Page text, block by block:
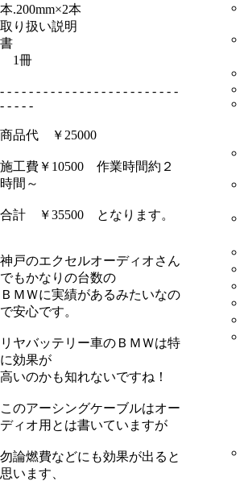
本.200mm×2本
取り扱い説明
書
1冊
- - - - - - - - - - - - - - - - - - - - - - - - -
- - - - -
商品代 ￥25000
施工費￥10500 作業時間約２
時間～
合計 ￥35500 となります。
神戸のエクセルオーディオさん
でもかなりの台数の
ＢＭＷに実績があるみたいなの
で安心です。
リヤバッテリー車のＢＭＷは特
に効果が
高いのかも知れないですね！
このアーシングケーブルはオー
ディオ用とは書いていますが
勿論燃費などにも効果が出ると
思います、